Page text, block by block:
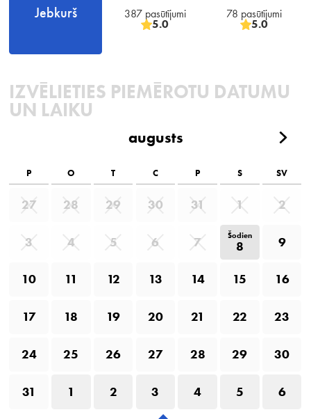
Jebkurš
387 pasūtījumi
5.0
78 pasūtījumi
5.0
IZVĒLIETIES PIEMĒROTU DATUMU
UN LAIKU
augusts
P O T C P S SV
27 28 29 30 31 1 2
3 4 5 6 7 Šodien
8 9
10 11 12 13 14 15 16
17 18 19 20 21 22 23
24 25 26 27 28 29 30
31 1 2 3 4 5 6